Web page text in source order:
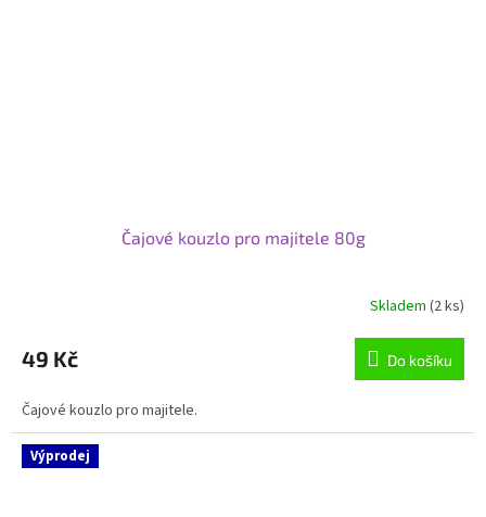
Čajové kouzlo pro majitele 80g
Skladem (2 ks)
49 Kč Do košíku
Čajové kouzlo pro majitele.
Výprodej